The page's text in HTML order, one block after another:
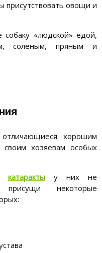
овощи и
«людской» едой,
соленым, пряным и
хорошим
хозяевам особых
катаракты у них не
некоторые